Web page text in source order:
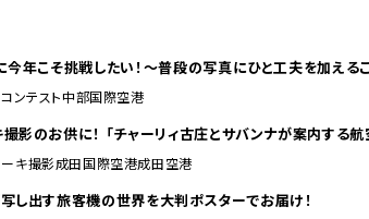
今年こそ挑戦したい！～普段の写真にひと工夫を加える
コンテスト中部国際空港
影のお供に！ 「チャーリィ古庄とサバンナが案内する
キ撮影成田国際空港成田空港
し出す旅客機の世界を大判ポスターでお届け！